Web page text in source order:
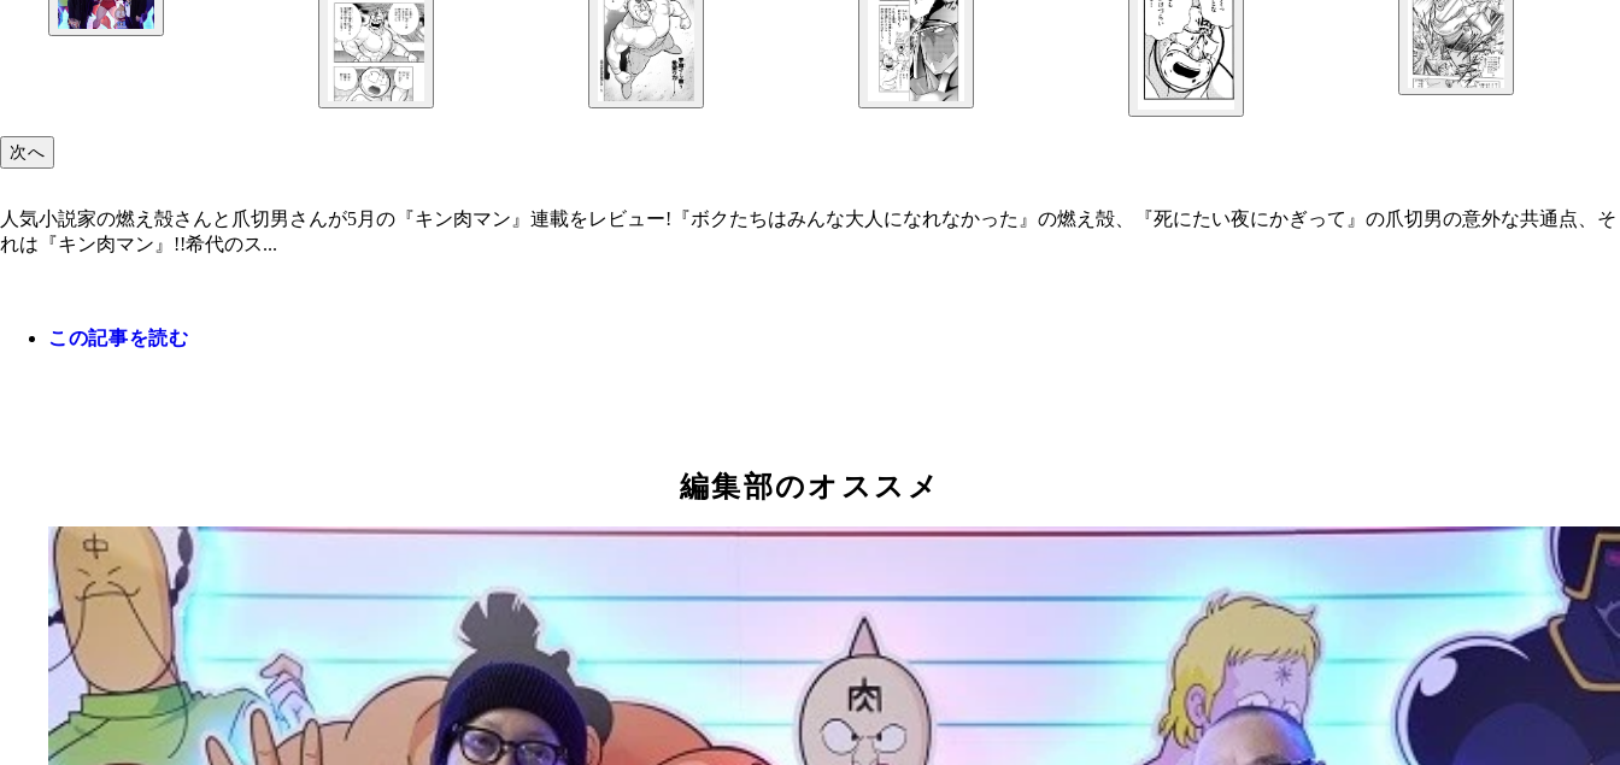
次へ
人気小説家の燃え殻さんと爪切男さんが5月の『キン肉マン』連載をレビュー!『ボクたちはみんな大人になれなかった』の燃え殻、『死にたい夜にかぎって』の爪切男の意外な共通点、そ
れは『キン肉マン』!!希代のス...
この記事を読む
編集部のオススメ